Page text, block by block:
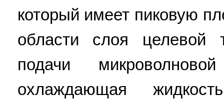
который имеет пиковую
области слоя целевой
подачи
охлаждающая